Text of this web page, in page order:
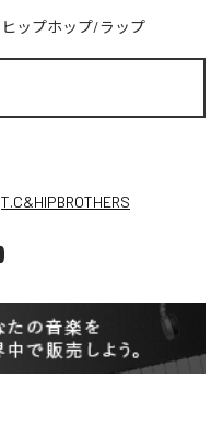
ヒップホップ/ラップ
T.C&HIPBROTHERS